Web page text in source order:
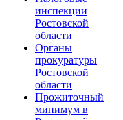
инспекции
Ростовской
области
Органы
прокуратуры
Ростовской
области
Прожиточный
минимум в